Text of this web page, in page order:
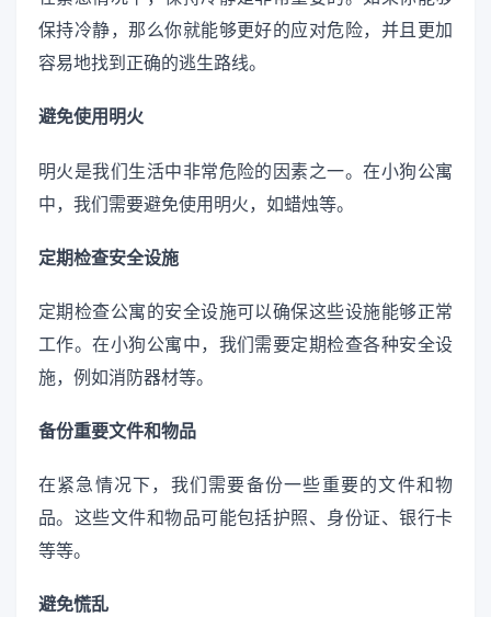
保持冷静，那么你就能够更好的应对危险，并且更加
容易地找到正确的逃生路线。
避免使用明火
明火是我们生活中非常危险的因素之一。在小狗公寓
中，我们需要避免使用明火，如蜡烛等。
定期检查安全设施
定期检查公寓的安全设施可以确保这些设施能够正常
工作。在小狗公寓中，我们需要定期检查各种安全设
施，例如消防器材等。
备份重要文件和物品
在紧急情况下，我们需要备份一些重要的文件和物
品。这些文件和物品可能包括护照、身份证、银行卡
等等。
避免慌乱